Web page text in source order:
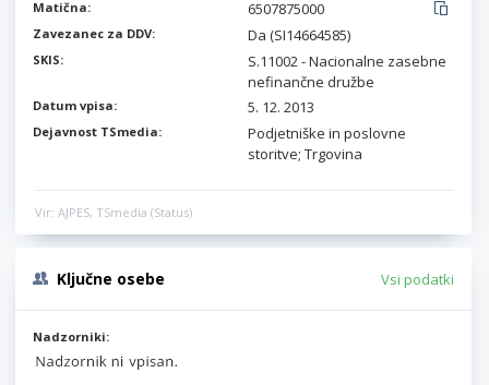
Matična: 6507875000
Zavezanec za DDV: Da (SI14664585)
SKIS:
S.11002 - Nacionalne zasebne
nefinančne družbe
Datum vpisa: 5. 12. 2013
Dejavnost TSmedia:
Podjetniške in poslovne
storitve; Trgovina
Vir: AJPES, TSmedia (Status)
Ključne osebe Vsi podatki
Nadzorniki: